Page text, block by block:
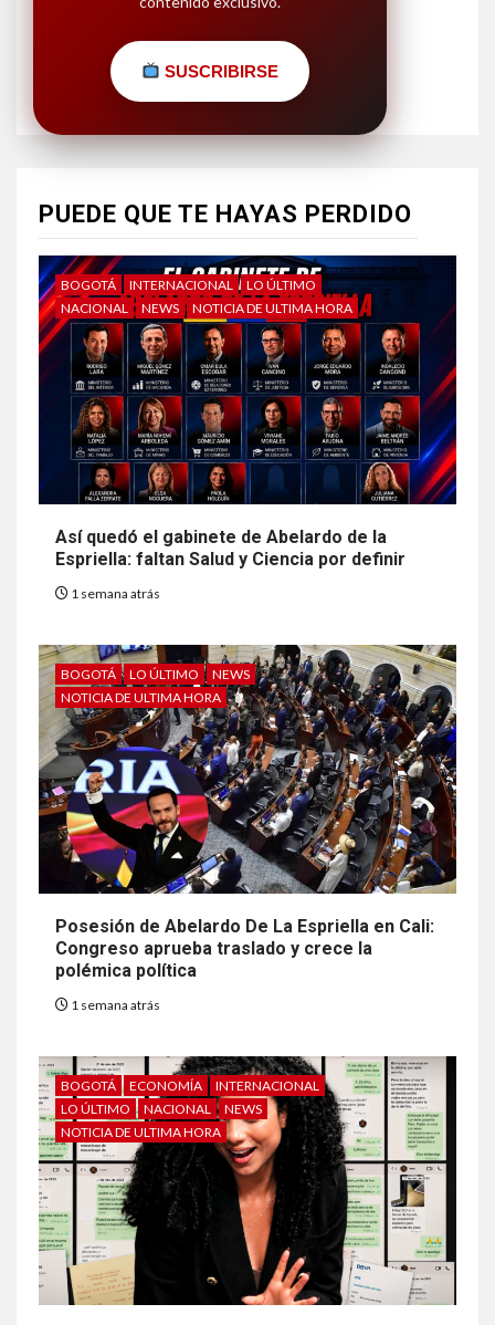
SUSCRIBIRSE
PUEDE QUE TE HAYAS PERDIDO
BOGOTÁ INTERNACIONAL
LO ÚLTIMO
NACIONAL
NEWS NOTICIA DE ULTIMA HORA
Así quedó el gabinete de Abelardo de la
Espriella: faltan Salud y Ciencia por definir
1 semana atrás
BOGOTÁ LO ÚLTIMO
NEWS
NOTICIA DE ULTIMA HORA
Posesión de Abelardo De La Espriella en Cali:
Congreso aprueba traslado y crece la
polémica política
1 semana atrás
BOGOTÁ ECONOMÍA
INTERNACIONAL
LO ÚLTIMO
NACIONAL
NEWS
NOTICIA DE ULTIMA HORA